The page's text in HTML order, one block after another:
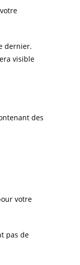
dernier.
visible
des
votre
pas de